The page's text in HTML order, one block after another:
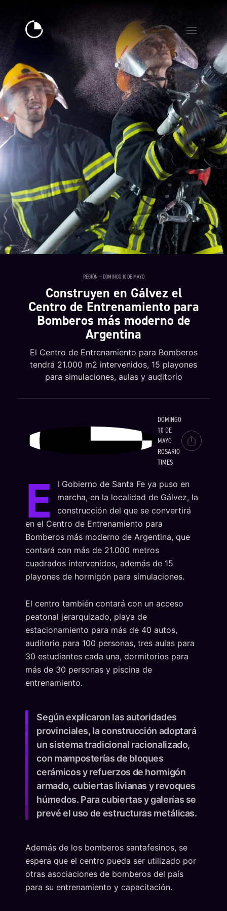
REGIÓN — DOMINGO 10 DE MAYO
Construyen en Gálvez el
Centro de Entrenamiento para
Bomberos más moderno de
Argentina
El Centro de Entrenamiento para Bomberos
tendrá 21.000 m2 intervenidos, 15 playones
para simulaciones, aulas y auditorio
DOMINGO
10 DE
MAYO
ROSARIO
TIMES
E
l Gobierno de Santa Fe ya puso en
marcha, en la localidad de Gálvez, la
construcción del que se convertirá
en el Centro de Entrenamiento para
Bomberos más moderno de Argentina, que
contará con más de 21.000 metros
cuadrados intervenidos, además de 15
playones de hormigón para simulaciones.
El centro también contará con un acceso
peatonal jerarquizado, playa de
estacionamiento para más de 40 autos,
auditorio para 100 personas, tres aulas para
30 estudiantes cada una, dormitorios para
más de 30 personas y piscina de
entrenamiento.
Según explicaron las autoridades
provinciales, la construcción adoptará
un sistema tradicional racionalizado,
con mamposterías de bloques
cerámicos y refuerzos de hormigón
armado, cubiertas livianas y revoques
húmedos. Para cubiertas y galerías se
prevé el uso de estructuras metálicas.
Además de los bomberos santafesinos, se
espera que el centro pueda ser utilizado por
otras asociaciones de bomberos del país
para su entrenamiento y capacitación.